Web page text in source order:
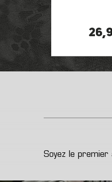
Soyez le premier